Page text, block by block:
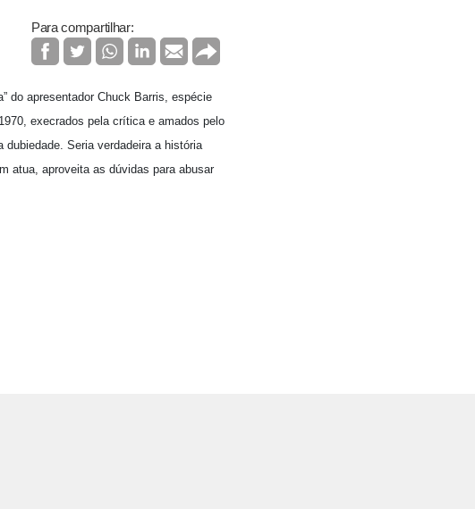
Para compartilhar:
do apresentador Chuck Barris, espécie
execrados pela crítica e amados pelo
Seria verdadeira a história
atua, aproveita as dúvidas para abusar